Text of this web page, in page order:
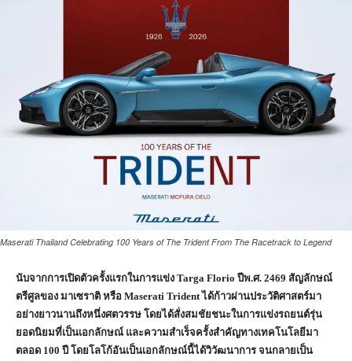
Maserati Thailand Celebrating 100 Years of The Trident From The Racetrack to Legend
นับจากการเปิดตัวครั้งแรกในการแข่ง Targa Florio ปีพ.ศ. 2469 สัญลักษณ์
ตรีศูลของ มาเซราติ หรือ Maserati Trident ได้ก้าวผ่านประวัติศาสตร์มา
อย่างยาวนานถึงหนึ่งศตวรรษ โดยได้สั่งสมชัยชนะในการแข่งรถยนต์รุ่น
ยอดนิยมที่เป็นเอกลักษณ์ และความสำเร็จครั้งสำคัญทางเทคโนโลยีมา
ตลอด 100 ปี โดยโลโก้อันเป็นเอกลักษณ์นี้ได้วิวัฒนาการ จนกลายเป็น